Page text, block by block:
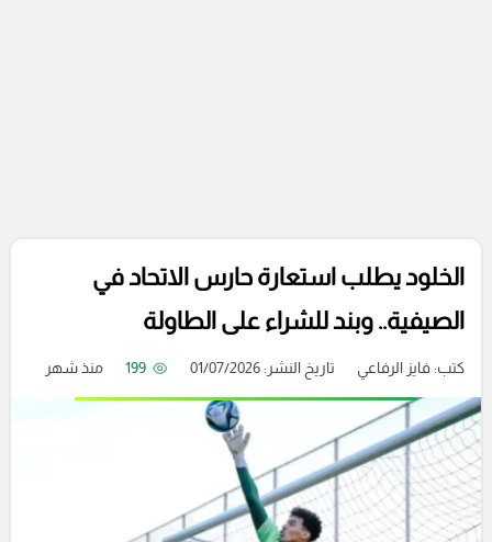
الخلود يطلب استعارة حارس الاتحاد في
الصيفية.. وبند للشراء على الطاولة
كتب: فايز الرفاعي تاريخ النشر: 01/07/2026 199 منذ شهر